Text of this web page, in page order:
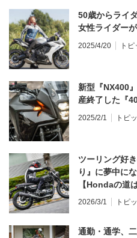
50歳からライ
女性ライダー
2025/4/20 トピ
新型『NX400
産終了した『
2025/2/1 トピ
ツーリング好
り』に夢中に
【Hondaの道
ンプレ・レビュ
2026/3/1 トピ
通勤・通学、